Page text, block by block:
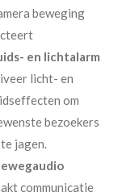
beweging
en lichtalarm
licht- en
om
bezoekers
jagen.
communicatie